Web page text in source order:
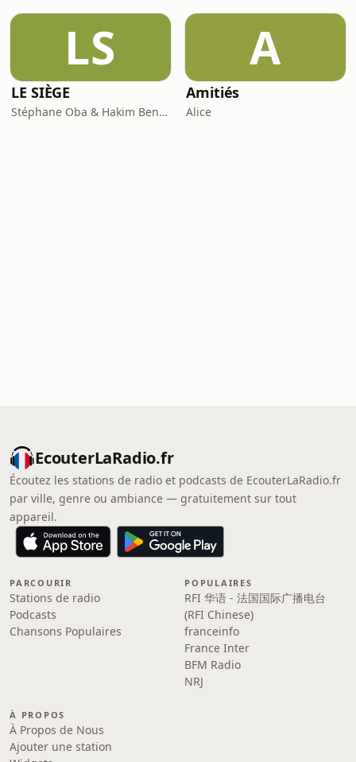
LS
LE SIÈGE
Stéphane Oba & Hakim Benbadra
A
Amitiés
Alice
EcouterLaRadio.fr
Écoutez les stations de radio et podcasts de EcouterLaRadio.fr
par ville, genre ou ambiance — gratuitement sur tout
appareil.
PARCOURIR
Stations de radio
Podcasts
Chansons Populaires
POPULAIRES
RFI 华语 - 法国国际广播电台
(RFI Chinese)
franceinfo
France Inter
BFM Radio
NRJ
À PROPOS
À Propos de Nous
Ajouter une station